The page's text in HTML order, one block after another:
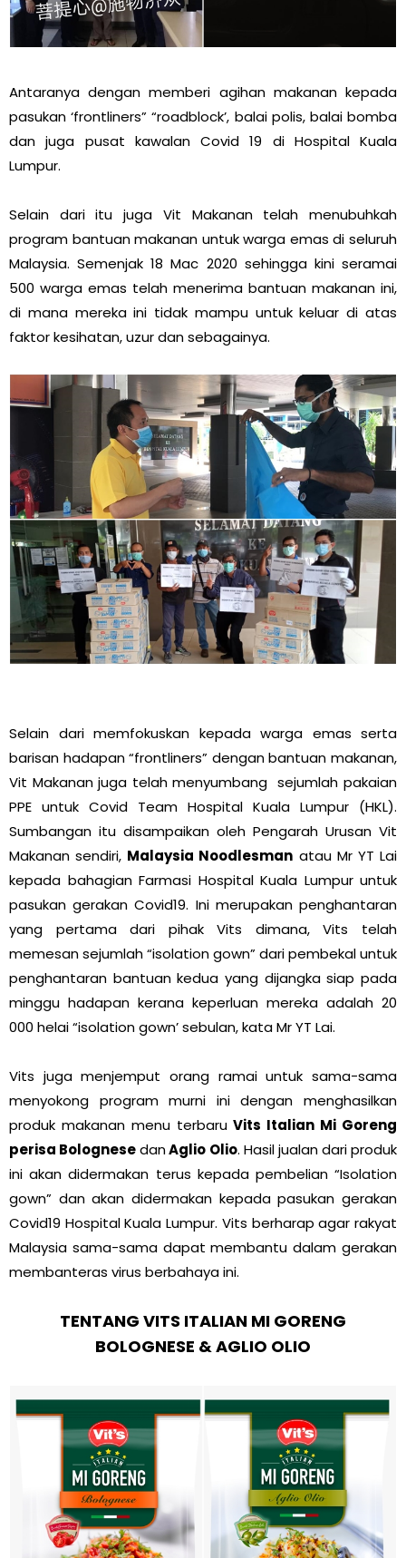
Antaranya dengan memberi agihan makanan kepada
pasukan ‘frontliners” “roadblock’, balai polis, balai bomba
dan juga pusat kawalan Covid 19 di Hospital Kuala
Lumpur.
Selain dari itu juga Vit Makanan telah menubuhkah
program bantuan makanan untuk warga emas di seluruh
Malaysia. Semenjak 18 Mac 2020 sehingga kini seramai
500 warga emas telah menerima bantuan makanan ini,
di mana mereka ini tidak mampu untuk keluar di atas
faktor kesihatan, uzur dan sebagainya.
Selain dari memfokuskan kepada warga emas serta
barisan hadapan “frontliners” dengan bantuan makanan,
Vit Makanan juga telah menyumbang sejumlah pakaian
PPE untuk Covid Team Hospital Kuala Lumpur (HKL).
Sumbangan itu disampaikan oleh Pengarah Urusan Vit
Makanan sendiri, Malaysia Noodlesman atau Mr YT Lai
kepada bahagian Farmasi Hospital Kuala Lumpur untuk
pasukan gerakan Covid19. Ini merupakan penghantaran
yang pertama dari pihak Vits dimana, Vits telah
memesan sejumlah “isolation gown” dari pembekal untuk
penghantaran bantuan kedua yang dijangka siap pada
minggu hadapan kerana keperluan mereka adalah 20
000 helai “isolation gown’ sebulan, kata Mr YT Lai.
Vits juga menjemput orang ramai untuk sama-sama
menyokong program murni ini dengan menghasilkan
produk makanan menu terbaruVits Italian Mi Goreng
perisa BolognesedanAglio Olio. Hasil jualan dari produk
ini akan didermakan terus kepada pembelian “Isolation
gown” dan akan didermakan kepada pasukan gerakan
Covid19 Hospital Kuala Lumpur. Vits berharap agar rakyat
Malaysia sama-sama dapat membantu dalam gerakan
membanteras virus berbahaya ini.
TENTANG VITS ITALIAN MI GORENG
BOLOGNESE & AGLIO OLIO